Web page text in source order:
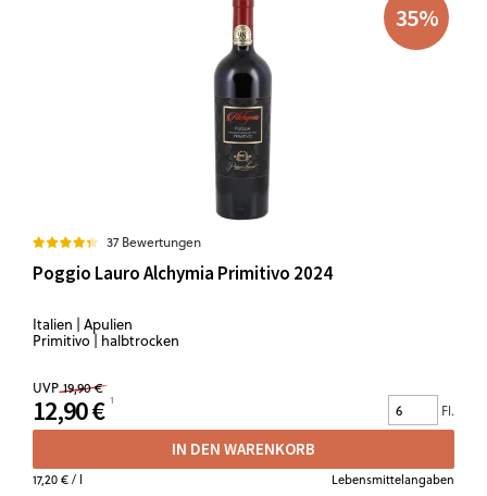
35%
37 Bewertungen
Poggio Lauro Alchymia Primitivo 2024
Italien | Apulien
Primitivo | halbtrocken
UVP 19,90 €
12,90 € Fl.
IN DEN WARENKORB
17,20 €/ l Lebensmittelangaben